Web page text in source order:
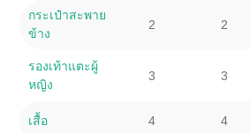
กระเป๋าสะพาย
ข้าง
2 2
รองเท้าแตะผู้
หญิง
3 3
เสื้อ 4 4